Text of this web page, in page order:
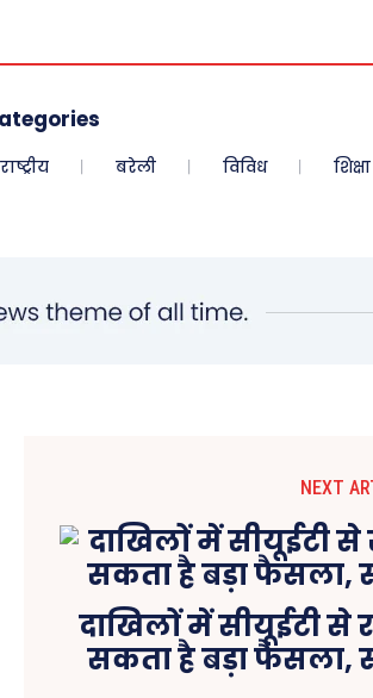
राष्ट्रीय बरेली विविध शिक्षा
NEXT
दाखिलों में सीयूईटी से
सकता है बड़ा फैसला,